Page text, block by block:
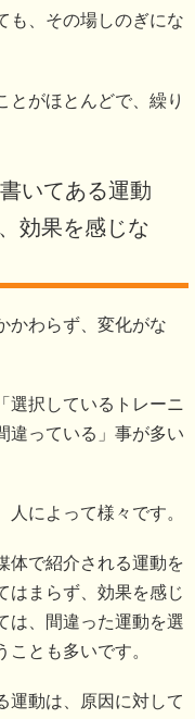
も、その場しのぎにな
とがほとんどで、繰り
いてある運動
効果を感じな
かわらず、変化がな
選択しているトレーニ
違っている」事が多い
によって様々です。
体で紹介される運動を
はまらず、効果を感じ
は、間違った運動を選
とも多いです。
運動は、原因に対して